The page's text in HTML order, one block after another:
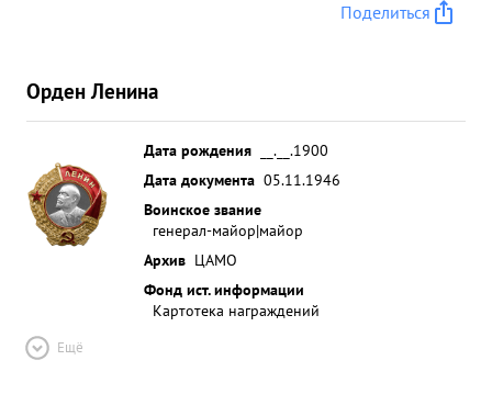
Поделиться
Орден Ленина
Дата рождения
__.__.1900
Дата документа 05.11.1946
Воинское звание
генерал-майор|майор
Архив ЦАМО
Фонд ист. информации
Картотека награждений
Ещё